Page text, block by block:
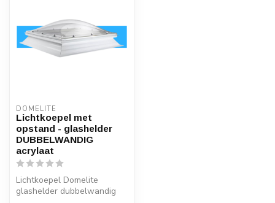
DOMELITE
Lichtkoepel met
opstand - glashelder
DUBBELWANDIG
acrylaat
Lichtkoepel Domelite
glashelder dubbelwandig